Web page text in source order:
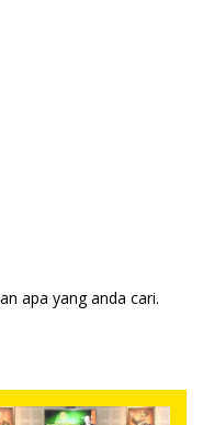
apa yang anda cari.